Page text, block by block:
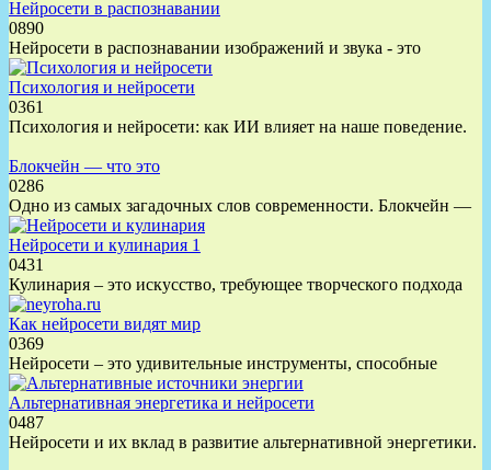
Нейросети в распознавании
0890
Нейросети в распознавании изображений и звука - это
Психология и нейросети
0361
Психология и нейросети: как ИИ влияет на наше поведение.
Блокчейн — что это
0286
Одно из самых загадочных слов современности. Блокчейн —
Нейросети и кулинария 1
0431
Кулинария – это искусство, требующее творческого подхода
Как нейросети видят мир
0369
Нейросети – это удивительные инструменты, способные
Альтернативная энергетика и нейросети
0487
Нейросети и их вклад в развитие альтернативной энергетики.